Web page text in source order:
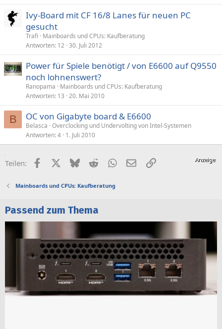
p
Ivy-Board mit CF 16/8 Lanes für neuen PC
gesucht
Trafi Mainboards und CPUs: Kaufberatung
Antworten 12 30. Juli 2012
Power für Spiele benötigt / von E6600 auf Q9550
noch lohnenswert?
Ranopama
Mainboards und CPUs: Kaufberatung
Antworten 13 20. Mai 2010
B OC von Gigabyte board & E6600
Belasca Overclocking und Undervolting von Intel-Systemen
Antworten 4 1. Juli 2010
Teilen: FacebookX (Twitter)
BlueskyRedditWhatsApp
E-MailLink
Mainboards und CPUs: Kaufberatung
Passend zum Thema